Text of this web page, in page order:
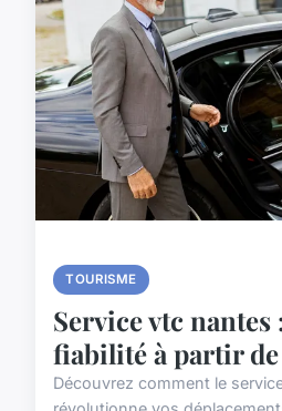
TOURISME
Service vtc
fiabilité à partir
Découvrez comment le